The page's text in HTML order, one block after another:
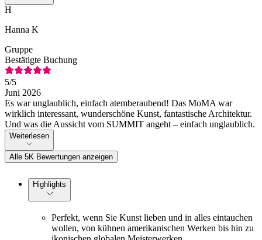
H
Hanna K
Gruppe
Bestätigte Buchung
5/5
Juni 2026
Es war unglaublich, einfach atemberaubend! Das MoMA war
wirklich interessant, wunderschöne Kunst, fantastische Architektur.
Und was die Aussicht vom SUMMIT angeht – einfach unglaublich.
Weiterlesen
Alle 5K Bewertungen anzeigen
Highlights
Perfekt, wenn Sie Kunst lieben und in alles eintauchen
wollen, von kühnen amerikanischen Werken bis hin zu